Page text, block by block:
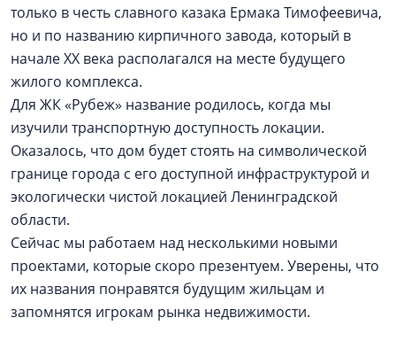
только в честь славного казака Ермака Тимофеевича,
но и по названию кирпичного завода, который в
начале XX века располагался на месте будущего
жилого комплекса.
Для ЖК «Рубеж» название родилось, когда мы
изучили транспортную доступность локации.
Оказалось, что дом будет стоять на символической
границе города с его доступной инфраструктурой и
экологически чистой локацией Ленинградской
области.
Сейчас мы работаем над несколькими новыми
проектами, которые скоро презентуем. Уверены, что
их названия понравятся будущим жильцам и
запомнятся игрокам рынка недвижимости.